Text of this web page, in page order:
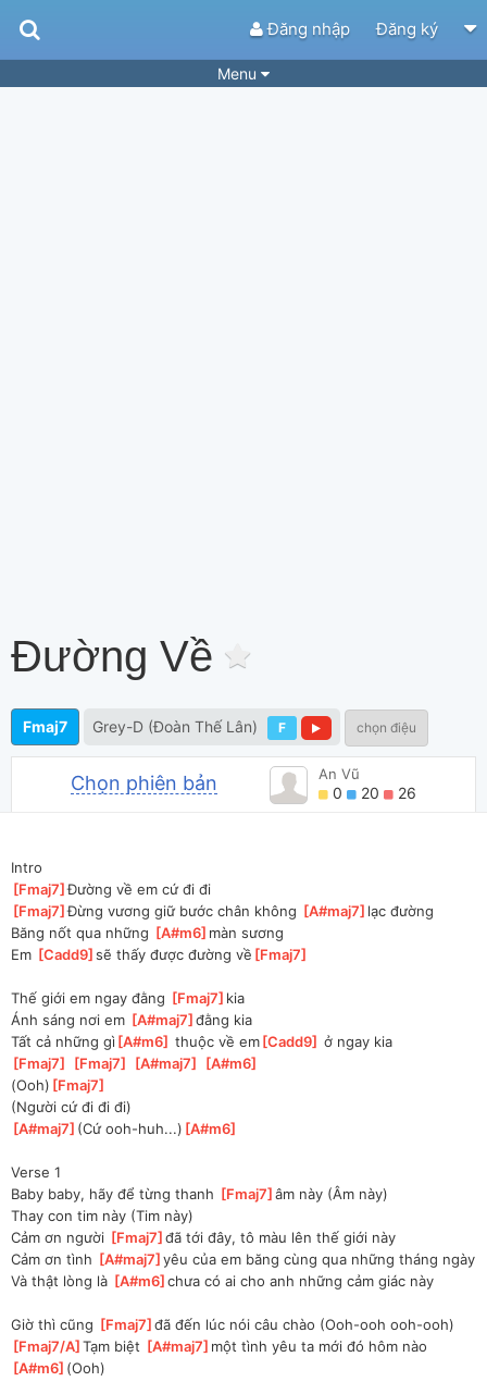
Đăng nhập Đăng ký
Menu
Đường Về
Fmaj7 Grey-D (Đoàn Thế Lân) F chọn điệu
Chọn phiên bản An Vũ
0 20 26
Intro
[Fmaj7 ]
Đường về em cứ đi đi
[Fmaj7 ]
Đừng vương giữ bước chân không [A#maj7 ]lạc đường
Băng nốt qua những [A#m6 ]màn sương
Em [Cadd9 ]
sẽ thấy được đường về [Fmaj7
Thế giới em ngay đằng [Fmaj7 ]kia
Ánh sáng nơi em [A#maj7 ]
đằng kia
Tất cả những gì [A#m6 ] thuộc về em[Cadd9 ] ở ngay kia
[Fmaj7 [Fmaj7 [A#maj7 [A#m6
(Ooh) [Fmaj7
(Người cứ đi đi đi)
[A#maj7 ](Cứ ooh-huh...) [A#m6
Verse 1
Baby baby, hãy để từng thanh [Fmaj7 ]
âm này (Âm này)
Thay con tim này (Tim này)
Cảm ơn người [Fmaj7 ]
đã tới đây, tô màu lên thế giới này
Cảm ơn tình [A#maj7 ]
yêu của em băng cùng qua những tháng ngày
Và thật lòng là [A#m6 ]
chưa có ai cho anh những cảm giác này
Giờ thì cũng [Fmaj7 ]
đã đến lúc nói câu chào (Ooh-ooh ooh-ooh)
[Fmaj7/A ]
Tạm biệt [A#maj7 ]một tình yêu ta mới đó hôm nào
A#m6 ](Ooh)